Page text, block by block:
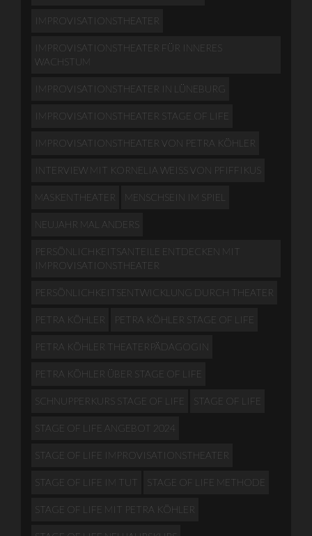
IMPROVISATIONSTHEATER
IMPROVISATIONSTHEATER FÜR INNERES
WACHSTUM
IMPROVISATIONSTHEATER IN LÜNEBURG
IMPROVISATIONSTHEATER STAGE OF LIFE
IMPROVISATIONSTHEATER VON PETRA KÖHLER
INTERVIEW MIT KORNELIA WEISS VON PFIFFIKUS
MASKENTHEATER MENSCHSEIN IM SPIEL
NEUJAHR MAL ANDERS
PERSÖNLICHKEITSANTEILE ENTDECKEN MIT
IMPROVISATIONSTHEATER
PERSÖNLICHKEITSENTWICKLUNG DURCH THEATER
PETRA KÖHLER PETRA KÖHLER STAGE OF LIFE
PETRA KÖHLER THEATERPÄDAGOGIN
PETRA KÖHLER ÜBER STAGE OF LIFE
SCHNUPPERKURS STAGE OF LIFE STAGE OF LIFE
STAGE OF LIFE ANGEBOT 2024
STAGE OF LIFE IMPROVISATIONSTHEATER
STAGE OF LIFE IM TUT STAGE OF LIFE METHODE
STAGE OF LIFE MIT PETRA KÖHLER